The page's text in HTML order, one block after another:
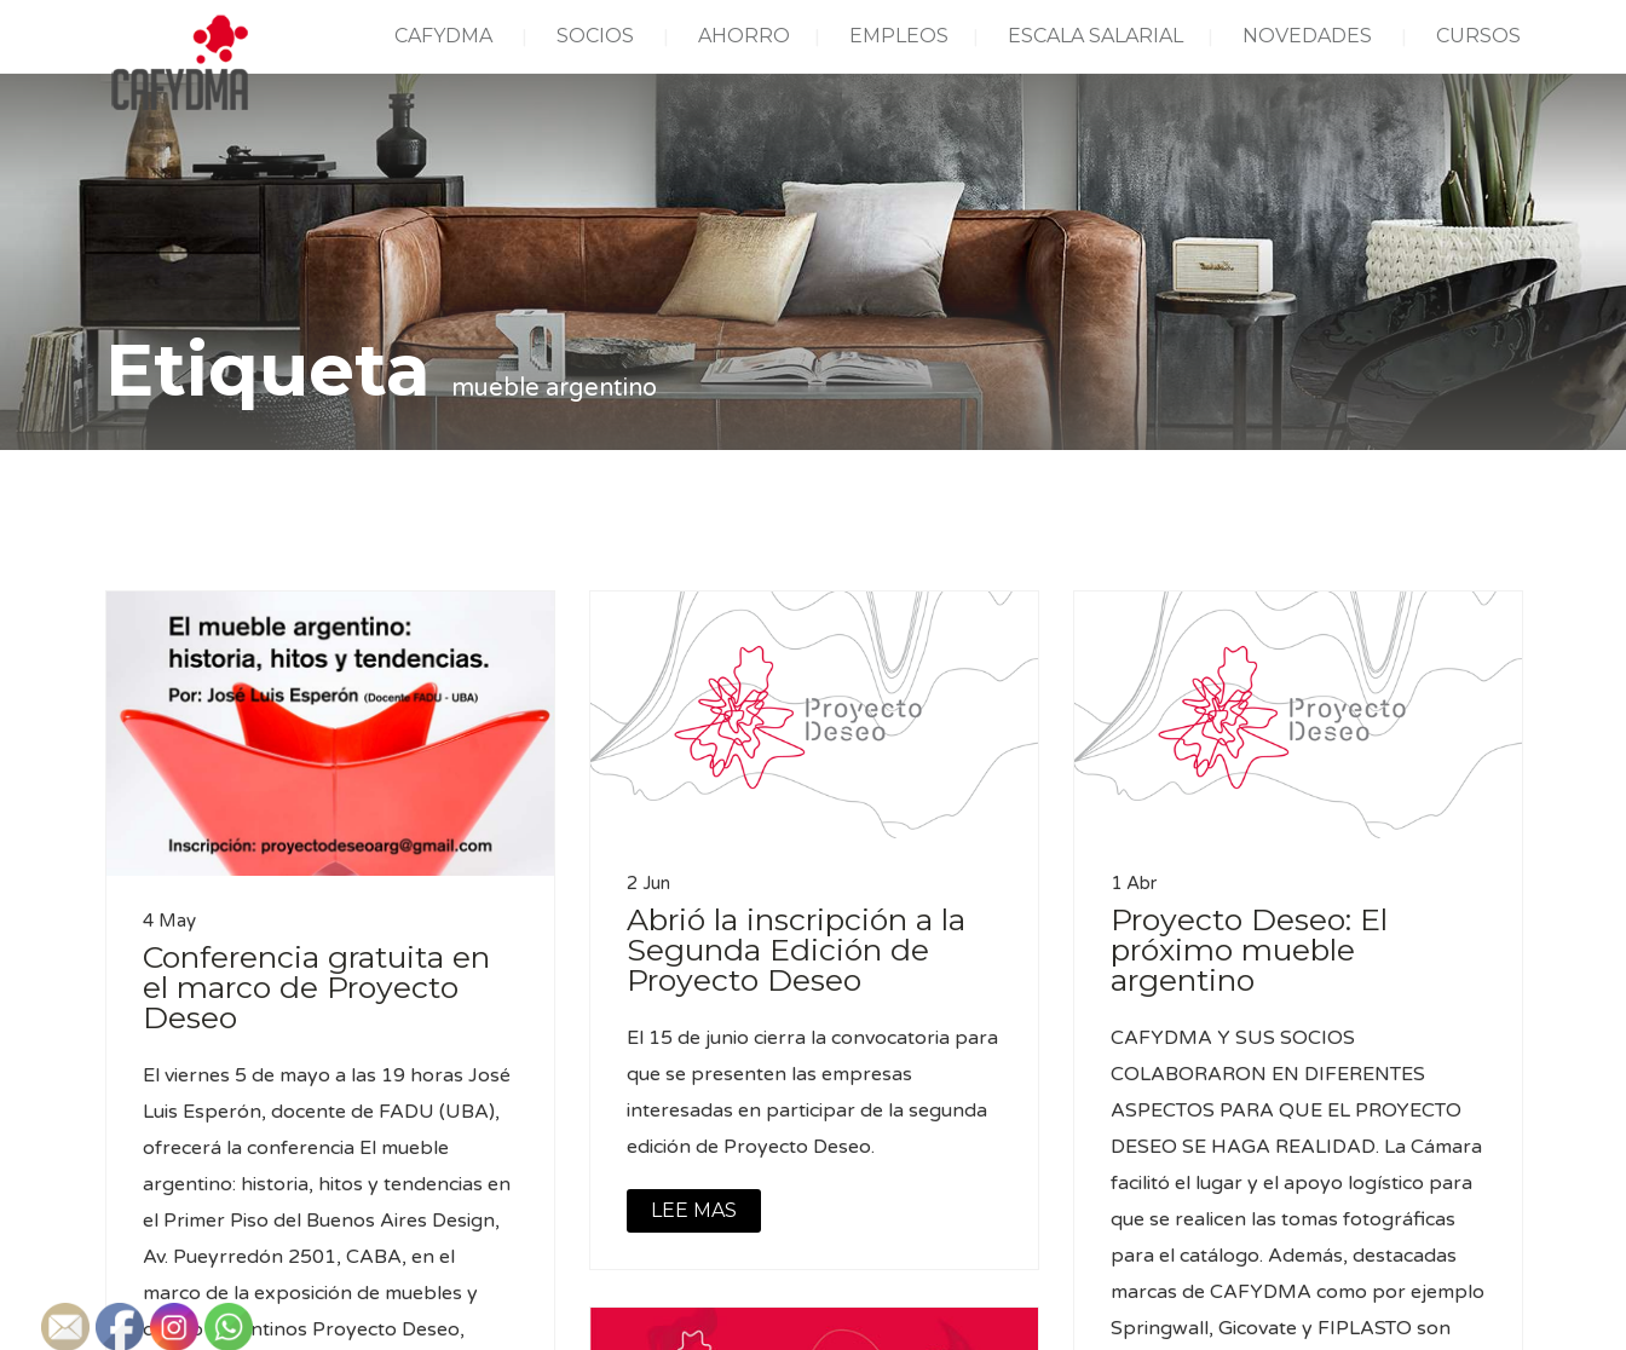
CAFYDMA SOCIOS AHORRO EMPLEOS ESCALA SALARIAL NOVEDADES CURSOS
Etiquetamueble argentino
4 May
Conferencia gratuita en
el marco de Proyecto
Deseo
El viernes 5 de mayo a las 19 horas José
Luis Esperón, docente de FADU (UBA),
ofrecerá la conferencia El mueble
argentino: historia, hitos y tendencias en
el Primer Piso del Buenos Aires Design,
Av. Pueyrredón 2501, CABA, en el
marco de la exposición de muebles y
diseño argentinos Proyecto Deseo,
2 Jun
Abrió la inscripción a la
Segunda Edición de
Proyecto Deseo
El 15 de junio cierra la convocatoria para
que se presenten las empresas
interesadas en participar de la segunda
edición de Proyecto Deseo.
LEE MAS
1 Abr
Proyecto Deseo: El
próximo mueble
argentino
CAFYDMA Y SUS SOCIOS
COLABORARON EN DIFERENTES
ASPECTOS PARA QUE EL PROYECTO
DESEO SE HAGA REALIDAD. La Cámara
facilitó el lugar y el apoyo logístico para
que se realicen las tomas fotográficas
para el catálogo. Además, destacadas
marcas de CAFYDMA como por ejemplo
Springwall, Gicovate y FIPLASTO son